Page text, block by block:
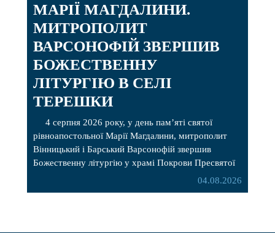
МАРІЇ МАГДАЛИНИ.
МИТРОПОЛИТ
ВАРСОНОФІЙ ЗВЕРШИВ
БОЖЕСТВЕННУ
ЛІТУРГІЮ В СЕЛІ
ТЕРЕШКИ
4 серпня 2026 року, у день пам’яті святої
рівноапостольної Марії Магдалини, митрополит
Вінницький і Барський Варсонофій звершив
Божественну літургію у храмі Покрови Пресвятої
Богородиці села Терешки Барського благочиння.
04.08.2026